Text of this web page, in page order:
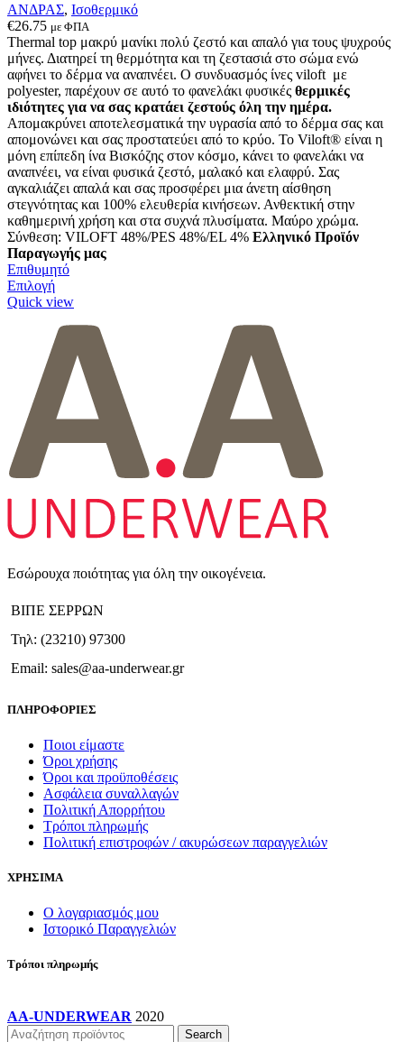
προϊόντος
ΑΝΔΡΑΣ, Ισοθερμικό
€26.75 με ΦΠΑ
Thermal top μακρύ μανίκι πολύ ζεστό και απαλό για τους ψυχρούς
μήνες. Διατηρεί τη θερμότητα και τη ζεστασιά στο σώμα ενώ
αφήνει το δέρμα να αναπνέει. Ο συνδυασμός ίνες viloft με
polyester, παρέχουν σε αυτό το φανελάκι φυσικές θερμικές
ιδιότητες για να σας κρατάει ζεστούς όλη την ημέρα.
Απομακρύνει αποτελεσματικά την υγρασία από το δέρμα σας και
απομονώνει και σας προστατεύει από το κρύο. Το Viloft® είναι η
μόνη επίπεδη ίνα Βισκόζης στον κόσμο, κάνει το φανελάκι να
αναπνέει, να είναι φυσικά ζεστό, μαλακό και ελαφρύ. Σας
αγκαλιάζει απαλά και σας προσφέρει μια άνετη αίσθηση
στεγνότητας και 100% ελευθερία κινήσεων. Ανθεκτική στην
καθημερινή χρήση και στα συχνά πλυσίματα. Μαύρο χρώμα.
Σύνθεση: VILOFT 48%/PES 48%/EL 4% Ελληνικό Προϊόν
Παραγωγής μας
Επιθυμητό
ΕπιλογήΑυτό
το
έχει
πολλαπλές
παραλλαγές.
Οι
επιλογές
μπορούν
επιλεγούν
του
προϊόντος
Quick view
Εσώρουχα ποιότητας για όλη την οικογένεια.
ΒΙΠΕ ΣΕΡΡΩΝ
Τηλ: (23210) 97300
Email: sales@aa-underwear.gr
ΠΛΗΡΟΦΟΡΙΕΣ
Ποιοι είμαστε
Όροι χρήσης
Όροι και προϋποθέσεις
Ασφάλεια συναλλαγών
Πολιτική Απορρήτου
Τρόποι πληρωμής
Πολιτική επιστροφών / ακυρώσεων παραγγελιών
ΧΡΗΣΙΜΑ
Ο λογαριασμός μου
Ιστορικό Παραγγελιών
Τρόποι πληρωμής
AA-UNDERWEAR 2020
Search